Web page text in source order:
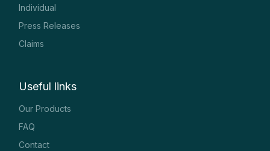
Individual
Press Releases
Claims
Useful links
Our Products
FAQ
Contact